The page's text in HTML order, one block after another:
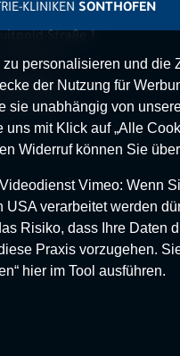
KLINIKEN SONTHOFEN
804-0
804-119
personalisieren und
der Nutzung für
unabhängig von
mit Klick auf „Alle
Widerruf können Sie
Vimeo: Wenn
USA verarbeitet werden
Risiko, dass Ihre
Praxis vorzugehen.
hier im Tool ausführen.